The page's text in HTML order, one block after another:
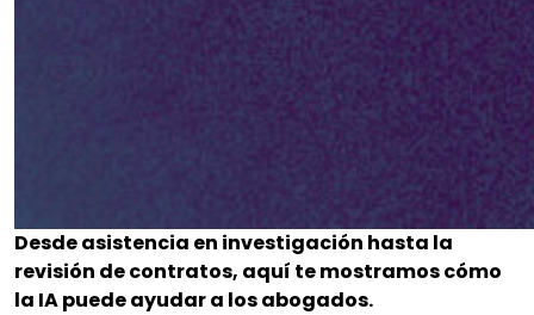
Desde asistencia en investigación hasta la
revisión de contratos, aquí te mostramos cómo
la IA puede ayudar a los abogados.